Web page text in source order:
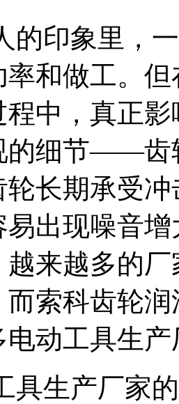
印象里，
率和做工。
程中，真正
的细节——齿
轮长期承受
易出现噪音
越来越多的
索科齿轮
动工具生
具生产厂家